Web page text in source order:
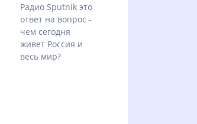
Радио Sputnik это
ответ на вопрос -
чем сегодня
живет Россия и
весь мир?